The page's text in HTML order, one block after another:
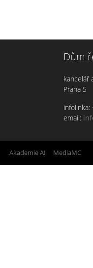
Dům
kancelář
Praha 5
email:
Akademie AI MediaMC